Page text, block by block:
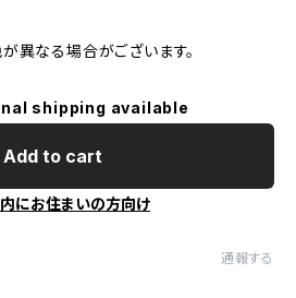
異なる場合がございます。
shipping available
Add to cart
にお住まいの方向け
通報する